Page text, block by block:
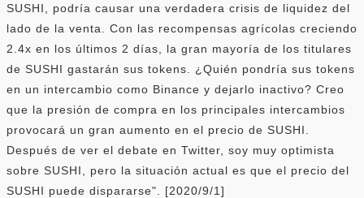
SUSHI, podría causar una verdadera crisis de liquidez del
lado de la venta. Con las recompensas agrícolas creciendo
2.4x en los últimos 2 días, la gran mayoría de los titulares
de SUSHI gastarán sus tokens. ¿Quién pondría sus tokens
en un intercambio como Binance y dejarlo inactivo? Creo
que la presión de compra en los principales intercambios
provocará un gran aumento en el precio de SUSHI.
Después de ver el debate en Twitter, soy muy optimista
sobre SUSHI, pero la situación actual es que el precio del
SUSHI puede dispararse". [2020/9/1]